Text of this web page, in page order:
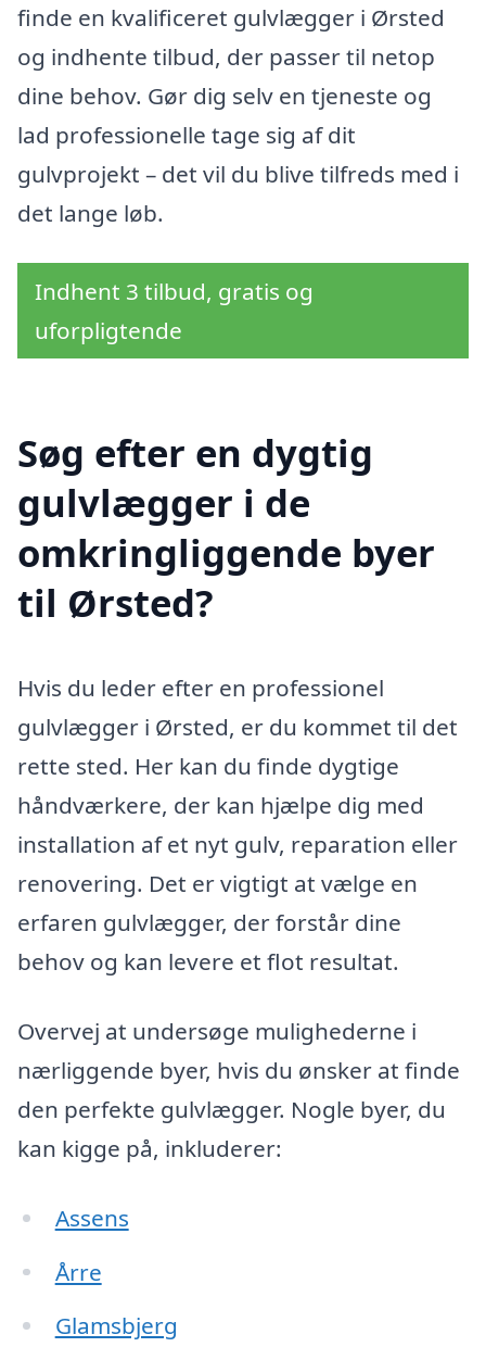
finde en kvalificeret gulvlægger i Ørsted
og indhente tilbud, der passer til netop
dine behov. Gør dig selv en tjeneste og
lad professionelle tage sig af dit
gulvprojekt – det vil du blive tilfreds med i
det lange løb.
Indhent 3 tilbud, gratis og
uforpligtende
Søg efter en dygtig
gulvlægger i de
omkringliggende byer
til Ørsted?
Hvis du leder efter en professionel
gulvlægger i Ørsted, er du kommet til det
rette sted. Her kan du finde dygtige
håndværkere, der kan hjælpe dig med
installation af et nyt gulv, reparation eller
renovering. Det er vigtigt at vælge en
erfaren gulvlægger, der forstår dine
behov og kan levere et flot resultat.
Overvej at undersøge mulighederne i
nærliggende byer, hvis du ønsker at finde
den perfekte gulvlægger. Nogle byer, du
kan kigge på, inkluderer:
Assens
Årre
Glamsbjerg